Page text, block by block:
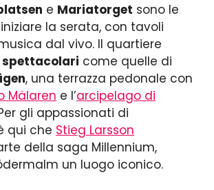
e Mariatorget sono le
la serata, con tavoli
dal vivo. Il quartiere
come quelle di
, una terrazza pedonale con
Mälaren e l’arcipelago di
gli appassionati di
qui che Stieg Larsson
della saga Millennium,
un luogo iconico.